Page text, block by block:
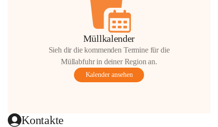
Müllkalender
Sieh dir die kommenden Termine für die
Müllabfuhr in deiner Region an.
Kalender ansehen
Kontakte